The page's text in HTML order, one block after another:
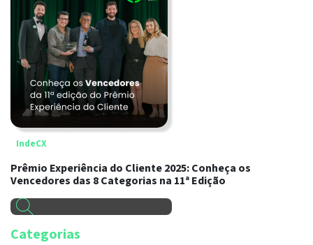
IndeCX
Prêmio Experiência do Cliente 2025: Conheça os
Vencedores das 8 Categorias na 11ª Edição
Categorias